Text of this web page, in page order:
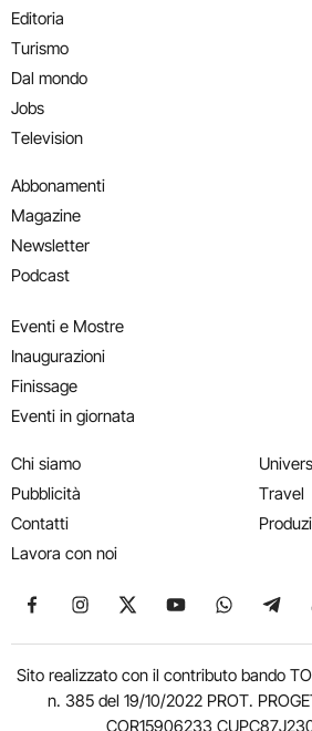
Editoria
Turismo
Dal mondo
Jobs
Television
Abbonamenti
Magazine
Newsletter
Podcast
Eventi e Mostre
Inaugurazioni
Finissage
Eventi in giornata
Chi siamo
Pubblicità
Contatti
Lavora con noi
Travel
Seguici su Facebook
Seguici su Instagram
Seguici su X
Seguici suSeguici su
Sito realizzato con il contributo bando
n. 385 del 19/10/2022 PROT.
COR15906233